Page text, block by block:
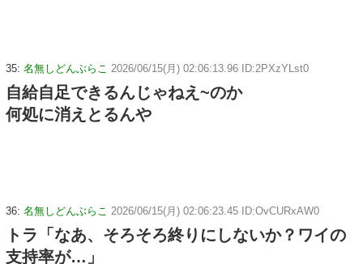
35: 名無しどんぶらこ 2026/06/15(月) 02:06:13.96 ID:2PXzYLst0
自給自足できるんじゃねえ~のか
何処に消えとるんや
36: 名無しどんぶらこ 2026/06/15(月) 02:06:23.45 ID:OvCURxAW0
トラ「なあ、そろそろ終りにしないか？ワイの
支持率が…」